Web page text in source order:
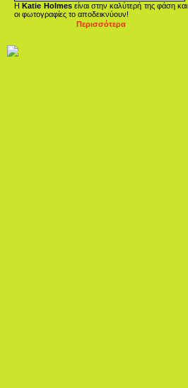
ΗKatie Holmesείναι στην καλύτερή της φάση και
οι φωτογραφίες το αποδεικνύουν!
Περισσότερα